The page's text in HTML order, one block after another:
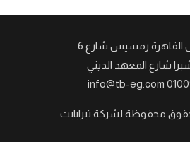
القاهرة رمسيس شارع 6
شارع المعهد الديني
info@tb-eg.com